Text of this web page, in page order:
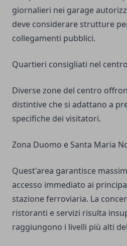
giornalieri nei garage
deve considerare strutture
collegamenti pubblici.
Quartieri consigliati nel
Diverse zone del centro
distintive che si adattano a
specifiche dei visitatori.
Zona Duomo e Santa Maria
Quest'area garantisce
accesso immediato ai
stazione ferroviaria. La
ristoranti e servizi risulta
raggiungono i livelli più alti